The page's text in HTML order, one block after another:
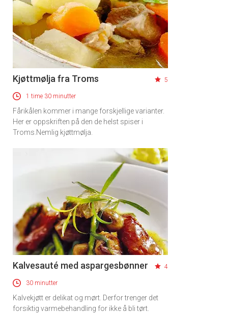
Få ukentlige nyhetsbrev fra
Kjøttmølja fra Troms 5
1 time 30 minutter
Fårikålen kommer i mange forskjellige varianter.
Her er oppskriften på den de helst spiser i
Troms.Nemlig kjøttmølja.
Kalvesauté med aspargesbønner 4
30 minutter
Kalvekjøtt er delikat og mørt. Derfor trenger det
forsiktig varmebehandling for ikke å bli tørt.